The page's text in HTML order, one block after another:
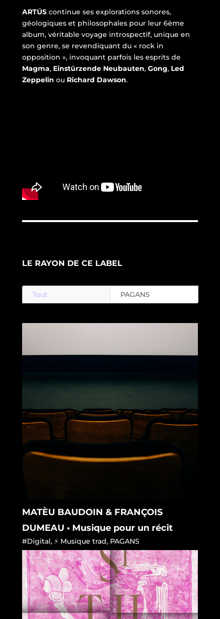
ARTÚScontinue ses explorations sonores,
géologiques et philosophales pour leur 6ème
album, véritable voyage introspectif, unique en
son genre, se revendiquant du « rock in
opposition », invoquant parfois les esprits de
Magma, Einstürzende Neubauten, Gong, Led
Zeppelin ou Richard Dawson.
LE RAYON DE CE LABEL
Tout PAGANS
MATÈU BAUDOIN & FRANÇOIS
DUMEAU • Musique pour un récit
#Digital, ⚡ Musique trad, PAGANS